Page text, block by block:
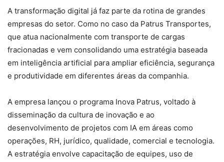
A transformação digital já faz parte da rotina de grandes
empresas do setor. Como no caso da Patrus Transportes,
que atua nacionalmente com transporte de cargas
fracionadas e vem consolidando uma estratégia baseada
em inteligência artificial para ampliar eficiência, segurança
e produtividade em diferentes áreas da companhia.
A empresa lançou o programa Inova Patrus, voltado à
disseminação da cultura de inovação e ao
desenvolvimento de projetos com IA em áreas como
operações, RH, jurídico, qualidade, comercial e tecnologia.
A estratégia envolve capacitação de equipes, uso de